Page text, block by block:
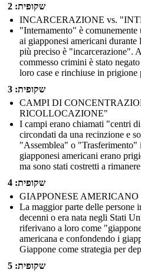
שקופית: 2
INCARCERAZIONE vs.
"Internamento" è comunemente
ai giapponesi americani
più preciso è "incarcerazione".
commesso crimini è stato
loro case e rinchiuse in prigione
שקופית: 3
CAMPI DI
RICOLLOCAZIONE"
I campi erano chiamati "centri
circondati da una recinzione e
"Assemblea" o "Trasferimento"
giapponesi americani erano
ma sono stati costretti a
שקופית: 4
GIAPPONESE AMERICANO
La maggior parte delle persone
decenni o era nata negli Stati
riferivano a loro come
americana e confondendo i
Giappone come strategia per
שקופית: 5